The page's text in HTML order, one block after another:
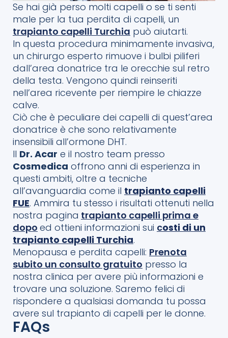
Se hai già perso molti capelli o se ti senti
male per la tua perdita di capelli, un
trapianto capelli Turchia può aiutarti.
In questa procedura minimamente invasiva,
un chirurgo esperto rimuove i bulbi piliferi
dall’area donatrice tra le orecchie sul retro
della testa. Vengono quindi reinseriti
nell’area ricevente per riempire le chiazze
calve.
Ciò che è peculiare dei capelli di quest’area
donatrice è che sono relativamente
insensibili all’ormone DHT.
Il Dr. Acar e il nostro team presso
Cosmedica offrono anni di esperienza in
questi ambiti, oltre a tecniche
all’avanguardia come il trapianto capelli
FUE. Ammira tu stesso i risultati ottenuti nella
nostra pagina trapianto capelli prima e
dopo ed ottieni informazioni sui costi di un
trapianto capelli Turchia.
Menopausa e perdita capelli: Prenota
subito un consulto gratuito presso la
nostra clinica per avere più informazioni e
trovare una soluzione. Saremo felici di
rispondere a qualsiasi domanda tu possa
avere sul trapianto di capelli per le donne.
FAQs